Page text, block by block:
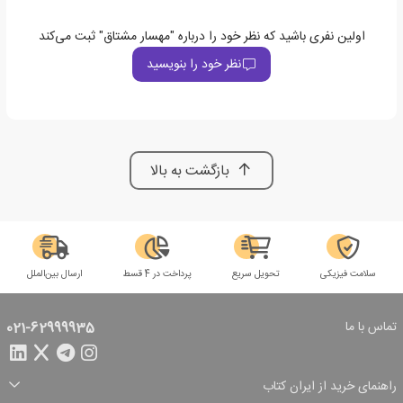
اولین نفری باشید که نظر خود را درباره "مهسار مشتاق" ثبت می‌کند
نظر خود را بنویسید
بازگشت به بالا
سلامت فیزیکی تحویل سریع پرداخت در 4 قسط ارسال بین‌الملل
تماس با ما 021-62999935
راهنمای خرید از ایران کتاب